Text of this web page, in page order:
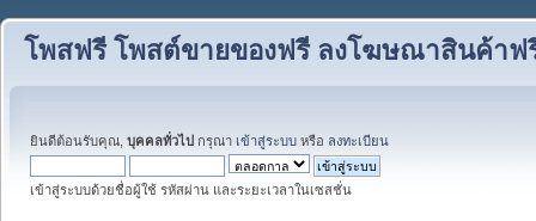
โพสฟรี โพสต์ขายของฟรี ลงโฆษณาสินค้า
ยินดีต้อนรับคุณ, บุคคลทั่วไป กรุณา เข้าสู่ระบบ หรือ ลงทะเบียน
เข้าสู่ระบบด้วยชื่อผู้ใช้ รหัสผ่าน และระยะเวลาในเซสชั่น